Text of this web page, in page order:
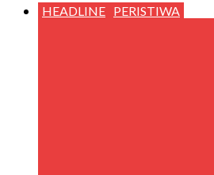
HEADLINE PERISTIWA